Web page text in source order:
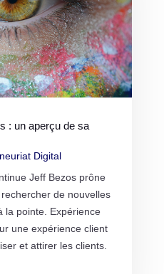
: un aperçu de sa
Digital
Jeff Bezos prône
de nouvelles
la pointe. Expérience
une expérience client
et attirer les clients.